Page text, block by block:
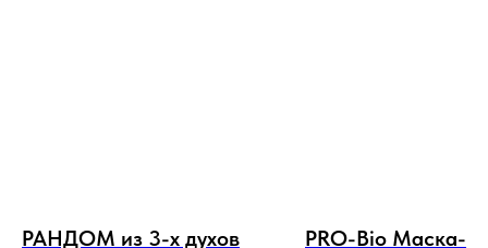
РАНДОМ из 3-х духов
PRO-Bio Маска-